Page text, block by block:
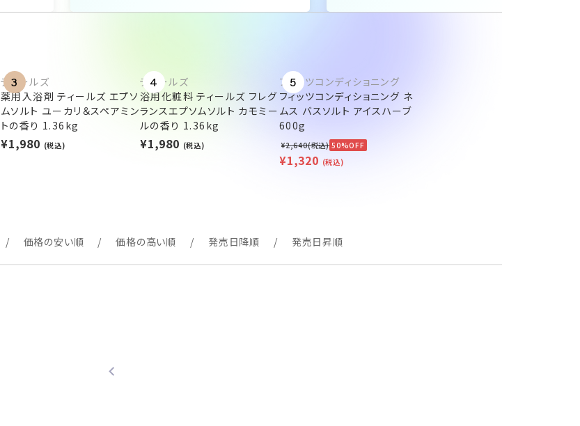
3
ティールズ
薬用入浴剤 ティールズ エプソ
ムソルト ユーカリ＆スペアミン
トの香り 1.36kg
¥1,980 (税込)
4
ティールズ
浴用化粧料 ティールズ フレグ
ランスエプソムソルト カモミー
ルの香り 1.36kg
¥1,980 (税込)
5
フィッツコンディショニング
フィッツコンディショニング ネ
ムス バスソルト アイスハーブ
600g
¥2,640(税込) 50%OFF
¥1,320 (税込)
価格の安い順 価格の高い順 発売日降順 発売日昇順